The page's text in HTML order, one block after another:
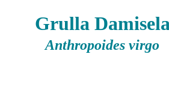
Grulla Damisela
Anthropoides virgo